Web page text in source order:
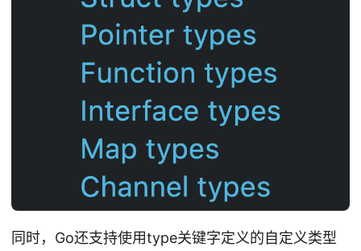
同时，Go还支持使用type关键字定义的自定义类型